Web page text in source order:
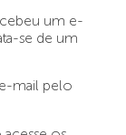
um e-
se de um
mail pelo